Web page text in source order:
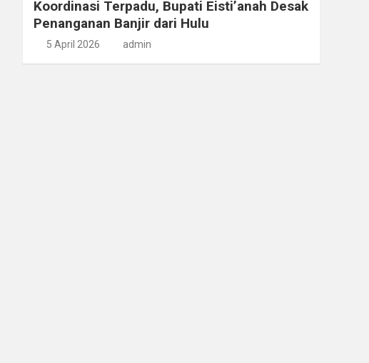
Koordinasi Terpadu, Bupati Eisti’anah Desak
Penanganan Banjir dari Hulu
5 April 2026 admin